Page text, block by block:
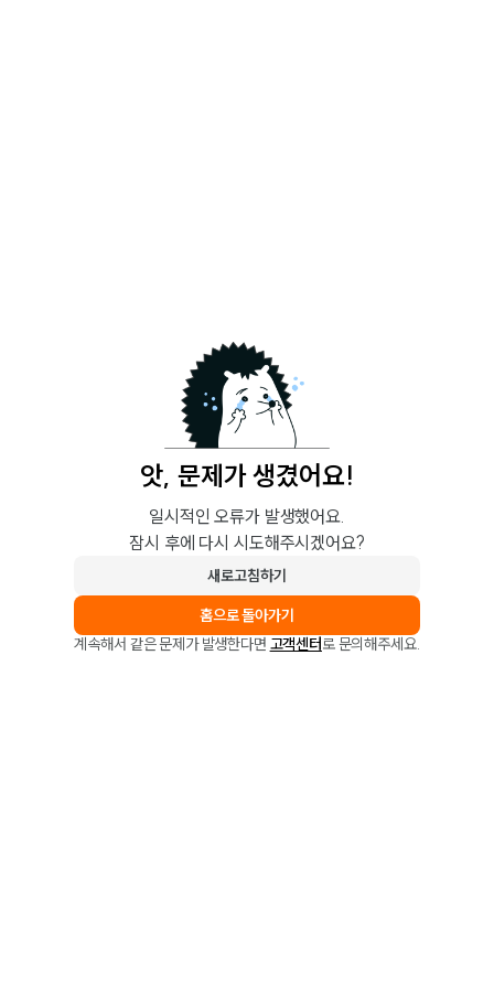
앗, 문제가 생겼어요!
일시적인 오류가 발생했어요.
잠시 후에 다시 시도해주시겠어요?
새로고침하기
홈으로 돌아가기
계속해서 같은 문제가 발생한다면 고객센터로 문의해주세요.